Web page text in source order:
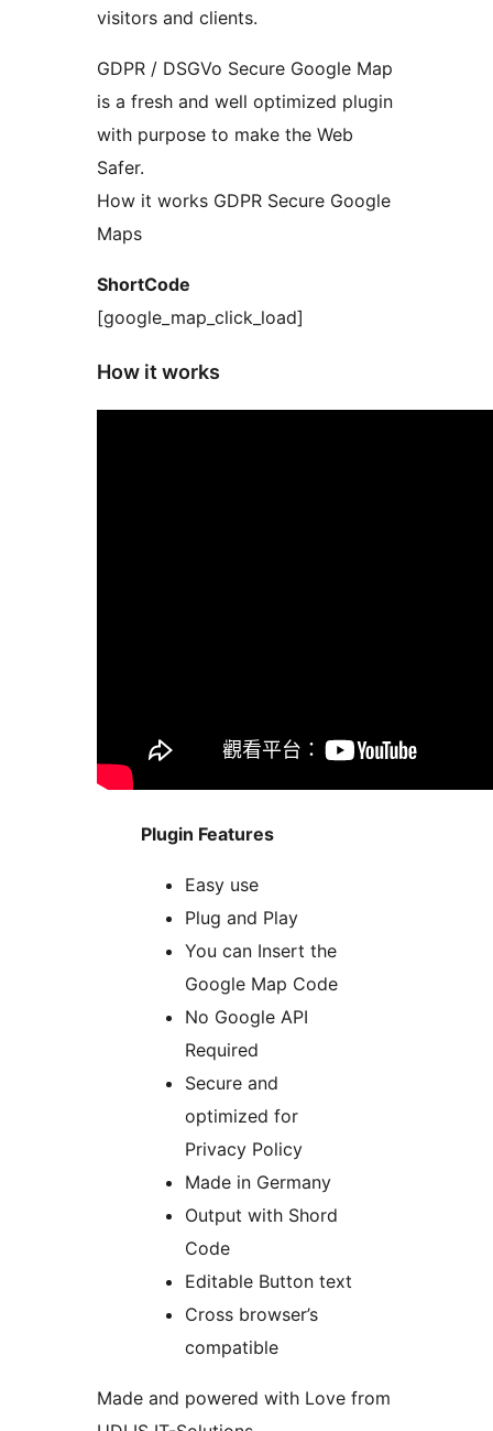
visitors and clients.
GDPR / DSGVo Secure Google Map
is a fresh and well optimized plugin
with purpose to make the Web
Safer.
How it works GDPR Secure Google
Maps
ShortCode
[google_map_click_load]
How it works
Plugin Features
Easy use
Plug and Play
You can Insert the
Google Map Code
No Google API
Required
Secure and
optimized for
Privacy Policy
Made in Germany
Output with Shord
Code
Editable Button text
Cross browser’s
compatible
Made and powered with Love from